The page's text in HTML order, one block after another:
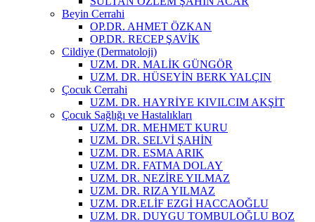
Beyin Cerrahi
OP.DR. AHMET ÖZKAN
OP.DR. RECEP ŞAVİK
Cildiye (Dermatoloji)
UZM. DR. MALİK GÜNGÖR
UZM. DR. HÜSEYİN BERK YALÇIN
Çocuk Cerrahi
UZM. DR. HAYRİYE KIVILCIM AKŞİT
Çocuk Sağlığı ve Hastalıkları
UZM. DR. MEHMET KURU
UZM. DR. SELVİ ŞAHİN
UZM. DR. ESMA ARIK
UZM. DR. FATMA DOLAY
UZM. DR. NEZİRE YILMAZ
UZM. DR. RIZA YILMAZ
UZM. DR.ELİF EZGİ HACCAOĞLU
UZM. DR. DUYGU TOMBULOĞLU BOZ